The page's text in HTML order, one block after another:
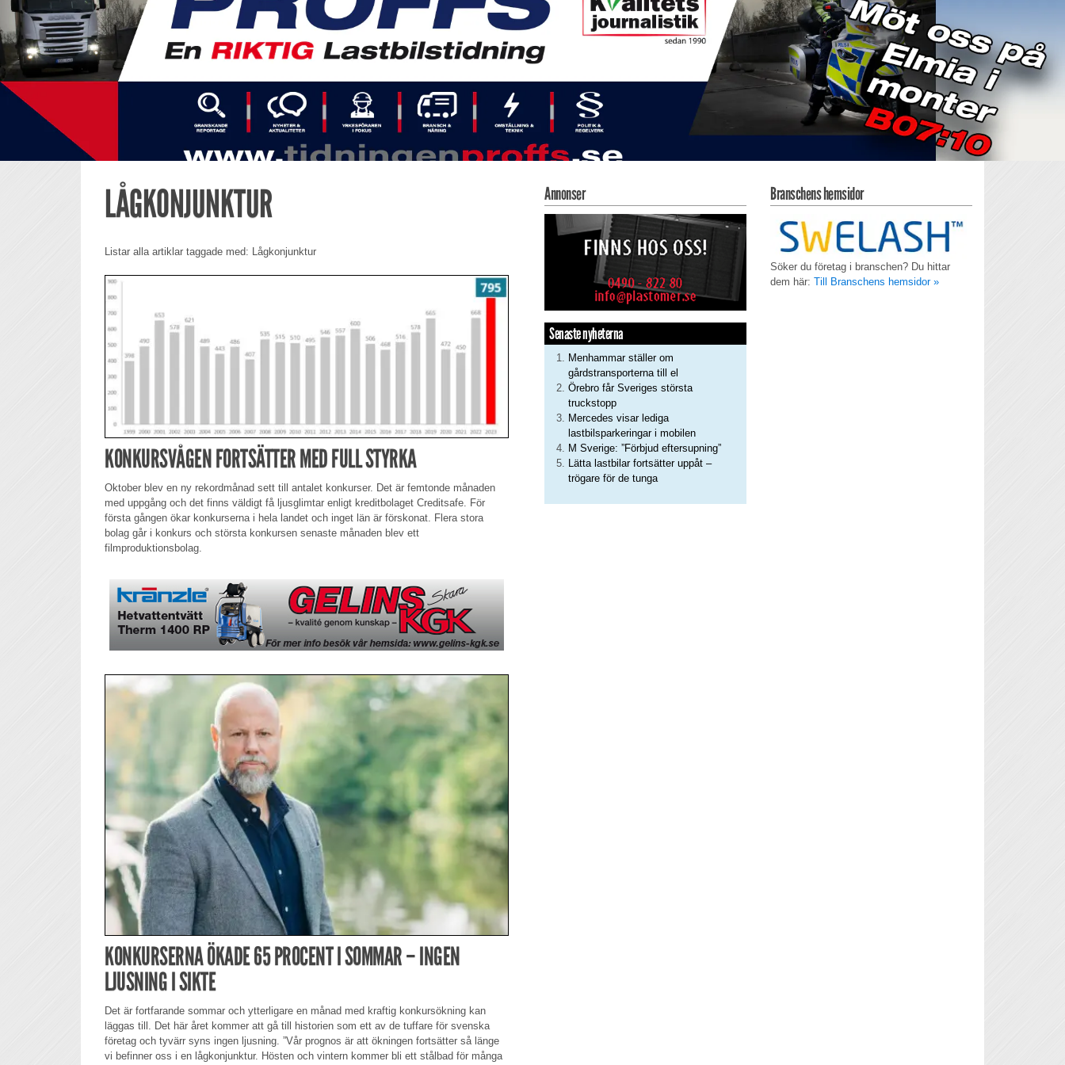
LÅGKONJUNKTUR
Listar alla artiklar taggade med: Lågkonjunktur
KONKURSVÅGEN FORTSÄTTER MED FULL STYRKA
Oktober blev en ny rekordmånad sett till antalet konkurser. Det är femtonde månaden
med uppgång och det finns väldigt få ljusglimtar enligt kreditbolaget Creditsafe. För
första gången ökar konkurserna i hela landet och inget län är förskonat. Flera stora
bolag går i konkurs och största konkursen senaste månaden blev ett
filmproduktionsbolag.
KONKURSERNA ÖKADE 65 PROCENT I SOMMAR – INGEN
LJUSNING I SIKTE
Det är fortfarande sommar och ytterligare en månad med kraftig konkursökning kan
läggas till. Det här året kommer att gå till historien som ett av de tuffare för svenska
företag och tyvärr syns ingen ljusning. ”Vår prognos är att ökningen fortsätter så länge
vi befinner oss i en lågkonjunktur. Hösten och vintern kommer bli ett stålbad för många
Annonser
Senaste nyheterna
Menhammar ställer om
gårdstransporterna till el
Örebro får Sveriges största
truckstopp
Mercedes visar lediga
lastbilsparkeringar i mobilen
M Sverige: ”Förbjud eftersupning”
Lätta lastbilar fortsätter uppåt –
trögare för de tunga
Branschens hemsidor
Söker du företag i branschen? Du hittar
dem här: Till Branschens hemsidor »